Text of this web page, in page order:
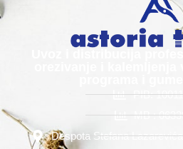
PIB:
MB :
Despota Stefana Lazarevića